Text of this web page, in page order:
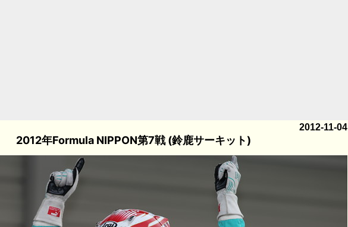
2012-11-04
2012年Formula NIPPON第7戦 (鈴鹿サーキット)